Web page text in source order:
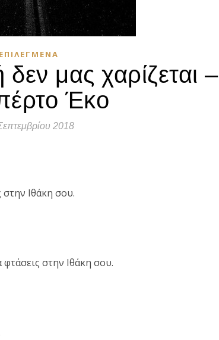
ΕΠΙΛΕΓΜΈΝΑ
μας χαρίζεται –
Έκο
2018
στην Ιθάκη σου.
φτάσεις στην Ιθάκη σου.